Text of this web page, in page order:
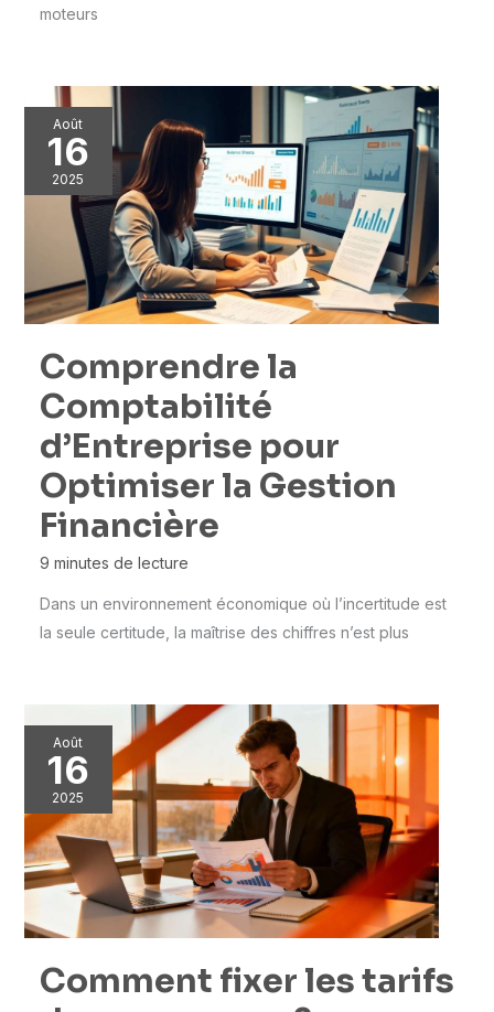
moteurs
Août
16
2025
Comprendre la
Comptabilité
d’Entreprise pour
Optimiser la Gestion
Financière
9 minutes de lecture
Dans un environnement économique où l’incertitude est
la seule certitude, la maîtrise des chiffres n’est plus
Août
16
2025
Comment fixer les tarifs